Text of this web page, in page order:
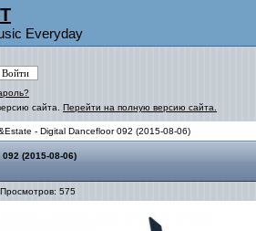
Everyday
сайта. Перейти на полную версию сайта.
- Digital Dancefloor 092 (2015-08-06)
(2015-08-06)
575